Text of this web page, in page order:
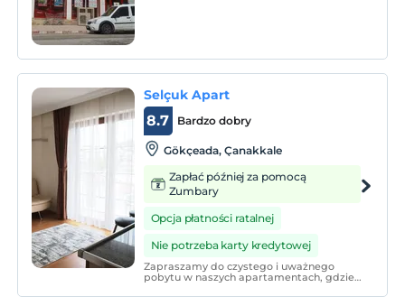
Selçuk Apart
Bardzo dobry
8.7
Gökçeada‎, Çanakkale
Zapłać później za pomocą
Zumbary
Opcja płatności ratalnej
Nie potrzeba karty kredytowej
Zapraszamy do czystego i uważnego
pobytu w naszych apartamentach, gdzie
Gökçeada, gdzie wszystkie szczegóły